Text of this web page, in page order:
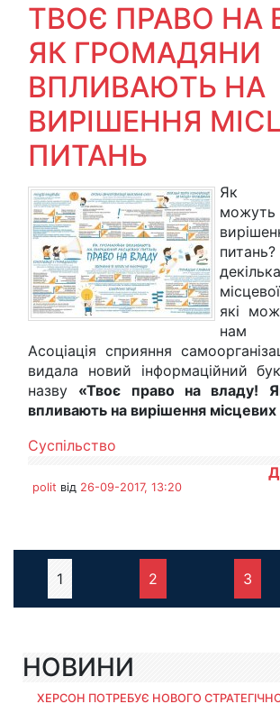
ТВОЄ ПРАВО НА
ЯК ГРОМАДЯНИ
ВПЛИВАЮТЬ НА
ВИРІШЕННЯ
ПИТАНЬ
Як
можуть
які
нам
Асоціація сприяння
видала новий інформаційний
назву «Твоє право на владу!
впливають на вирішення
Суспільство
polit від 26-09-2017, 13:20
1 2 3
НОВИНИ
ХЕРСОН ПОТРЕБУЄ НОВОГО